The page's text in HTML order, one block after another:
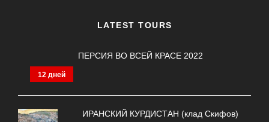
LATEST TOURS
ПЕРСИЯ ВО ВСЕЙ КРАСЕ 2022
12 дней
ИРАНСКИЙ КУРДИСТАН (клад Скифов)